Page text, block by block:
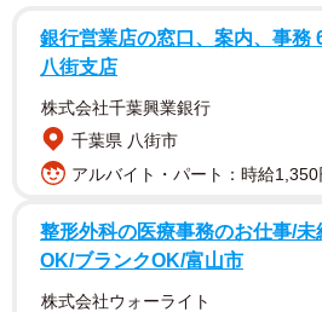
銀行営業店の窓口、案内、事務
八街支店
株式会社千葉興業銀行
千葉県 八街市
アルバイト・パート：時給1,350
整形外科の医療事務のお仕事/
OK/ブランクOK/富山市
株式会社ウォーライト